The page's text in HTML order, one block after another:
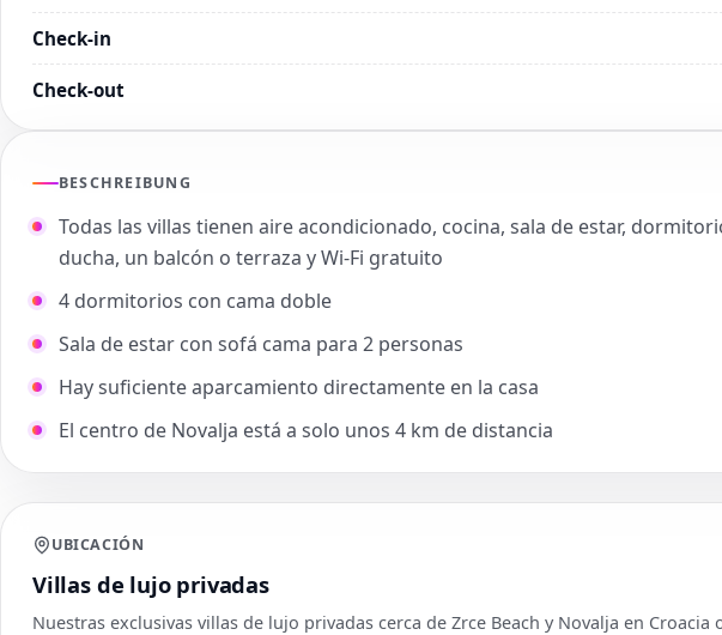
Check-in
Check-out
BESCHREIBUNG
Todas las villas tienen aire acondicionado, cocina, sala de estar,
ducha, un balcón o terraza y Wi-Fi gratuito
4 dormitorios con cama doble
Sala de estar con sofá cama para 2 personas
Hay suficiente aparcamiento directamente en la casa
El centro de Novalja está a solo unos 4 km de distancia
UBICACIÓN
Villas de lujo privadas
Nuestras exclusivas villas de lujo privadas cerca de Zrce Beach y Novalja en Croacia